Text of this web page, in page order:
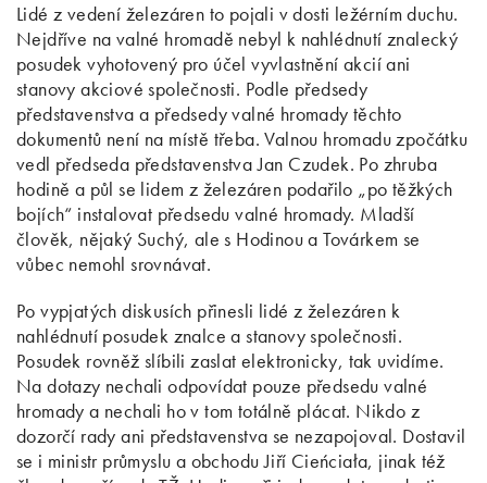
Lidé z vedení železáren to pojali v dosti ležérním duchu.
Nejdříve na valné hromadě nebyl k nahlédnutí znalecký
posudek vyhotovený pro účel vyvlastnění akcií ani
stanovy akciové společnosti. Podle předsedy
představenstva a předsedy valné hromady těchto
dokumentů není na místě třeba. Valnou hromadu zpočátku
vedl předseda představenstva Jan Czudek. Po zhruba
hodině a půl se lidem z železáren podařilo „po těžkých
bojích“ instalovat předsedu valné hromady. Mladší
člověk, nějaký Suchý, ale s Hodinou a Továrkem se
vůbec nemohl srovnávat.
Po vypjatých diskusích přinesli lidé z železáren k
nahlédnutí posudek znalce a stanovy společnosti.
Posudek rovněž slíbili zaslat elektronicky, tak uvidíme.
Na dotazy nechali odpovídat pouze předsedu valné
hromady a nechali ho v tom totálně plácat. Nikdo z
dozorčí rady ani představenstva se nezapojoval. Dostavil
se i ministr průmyslu a obchodu Jiří Cieńciała, jinak též